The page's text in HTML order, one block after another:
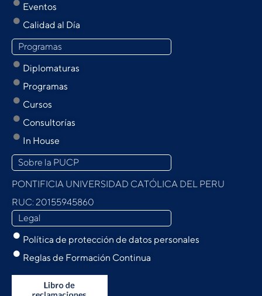
Eventos
Calidad al Día
Programas
Diplomaturas
Programas
Cursos
Consultorías
In House
Sobre la PUCP
PONTIFICIA UNIVERSIDAD CATÓLICA DEL PERU
RUC: 20155945860
Legal
Política de protección de datos personales
Reglas de Formación Continua